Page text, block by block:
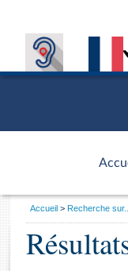
Général
Vous
Accueil Recherche sur...